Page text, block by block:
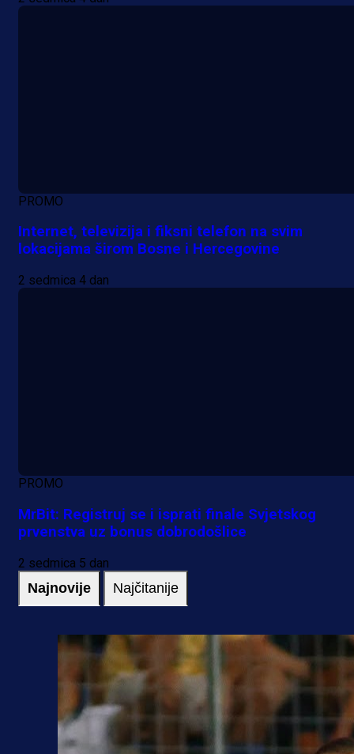
PROMO
Internet, televizija i fiksni telefon na svim
lokacijama širom Bosne i Hercegovine
2 sedmica 4 dan
PROMO
MrBit: Registruj se i isprati finale Svjetskog
prvenstva uz bonus dobrodošlice
2 sedmica 5 dan
Najnovije Najčitanije